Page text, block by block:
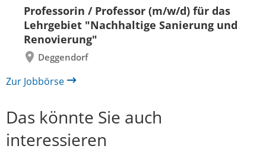
Professorin / Professor (m/w/d) für das
Lehrgebiet "Nachhaltige Sanierung und
Renovierung"
Deggendorf
zurück
Zur Jobbörse
Das könnte Sie auch
interessieren